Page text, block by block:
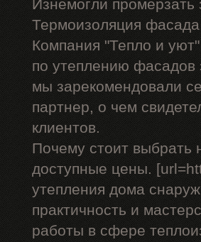
Изнемогли
Термоизоляция
Компания "Тепло и
по утеплению
мы зарекомендовали
партнер, о чем
клиентов.
Почему стоит выбрать
доступные цены.
утепления дома
практичность и
работы в сфере